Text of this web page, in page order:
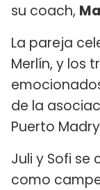
su coach,
La pareja
Merlín, y los
de la
Puerto
Juli y Sofi se
como